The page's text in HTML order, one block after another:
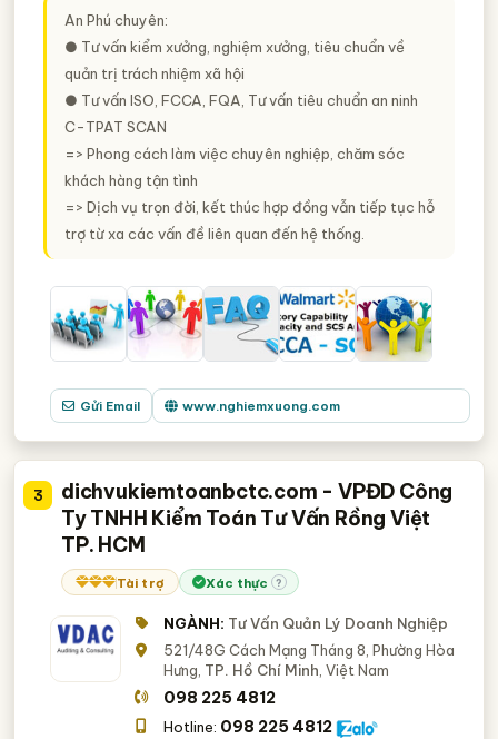
An Phú chuyên:
● Tư vấn kiểm xưởng, nghiệm xưởng, tiêu chuẩn về
quản trị trách nhiệm xã hội
● Tư vấn ISO, FCCA, FQA, Tư vấn tiêu chuẩn an ninh
C-TPAT SCAN
=> Phong cách làm việc chuyên nghiệp, chăm sóc
khách hàng tận tình
=> Dịch vụ trọn đời, kết thúc hợp đồng vẫn tiếp tục hỗ
trợ từ xa các vấn đề liên quan đến hệ thống.
Gửi Email www.nghiemxuong.com
3
dichvukiemtoanbctc.com - VPĐD Công
Ty TNHH Kiểm Toán Tư Vấn Rồng Việt
TP. HCM
Tài trợ Xác thực ?
NGÀNH: Tư Vấn Quản Lý Doanh Nghiệp
521/48G Cách Mạng Tháng 8, Phường Hòa
Hưng, TP. Hồ Chí Minh, Việt Nam
098 225 4812
Hotline: 098 225 4812